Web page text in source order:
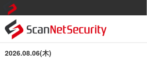
2026.08.06(木)